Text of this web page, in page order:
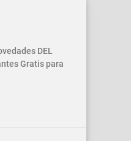
DEL
Gratis para